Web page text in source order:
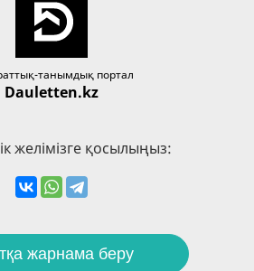
танымдық портал
Dauletten.kz
желімізге қосылыңыз:
жарнама беру